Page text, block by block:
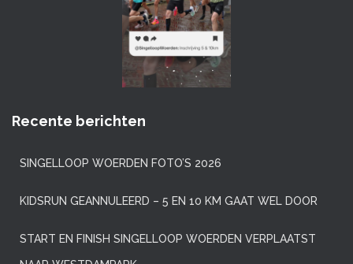
Recente berichten
SINGELLOOP WOERDEN FOTO’S 2026
KIDSRUN GEANNULEERD – 5 EN 10 KM GAAT WEL DOOR
START EN FINISH SINGELLOOP WOERDEN VERPLAATST